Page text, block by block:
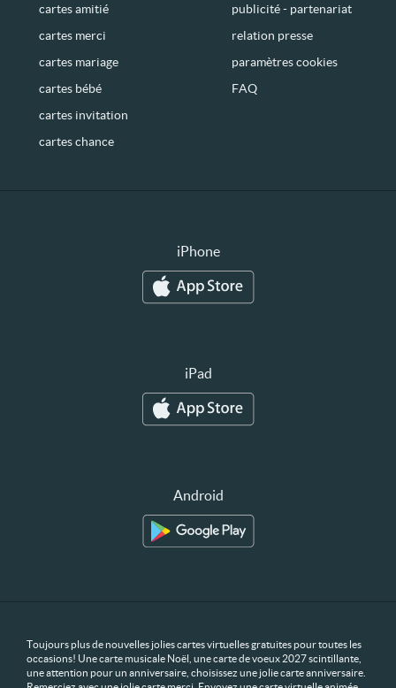
cartes amitié
cartes merci
cartes mariage
cartes bébé
cartes invitation
cartes chance
publicité - partenariat
relation presse
paramètres cookies
FAQ
iPhone
iPad
Android
Toujours plus de nouvelles jolies cartes virtuelles gratuites pour toutes les
occasions! Une carte musicale Noël, une carte de voeux 2027 scintillante,
une attention pour un anniversaire, choisissez une jolie carte anniversaire.